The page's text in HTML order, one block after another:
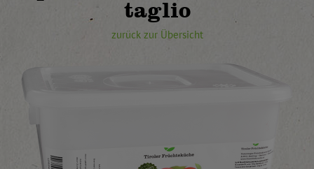
taglio
zurück zur Übersicht